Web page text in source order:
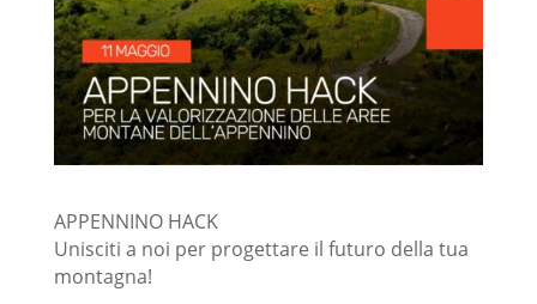
APPENNINO HACK
Unisciti a noi per progettare il futuro della tua
montagna!